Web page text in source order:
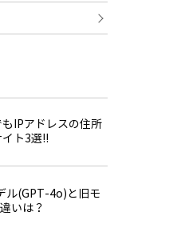
IPアドレスの住所
ト3選!!
ル(GPT-4o)と旧モ
いは？